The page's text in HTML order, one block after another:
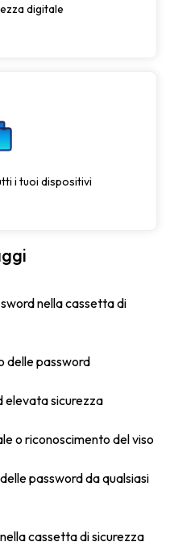
digitale
i tuoi dispositivi
nella cassetta di
delle password
elevata sicurezza
o riconoscimento del viso
password da qualsiasi
cassetta di sicurezza